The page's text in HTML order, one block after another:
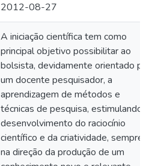
2012-08-27
A iniciação científica tem como
principal objetivo possibilitar ao
bolsista, devidamente orientado
um docente pesquisador, a
aprendizagem de métodos e
técnicas de pesquisa, estimulando
desenvolvimento do raciocínio
científico e da criatividade, sempre
na direção da produção de um